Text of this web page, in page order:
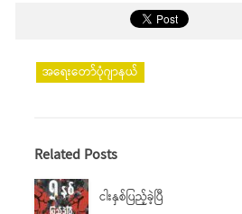
အရေးတော်ပုံဂျာနယ်
Related Posts
ငါးနှစ်ပြည့်ခဲ့ပြီ